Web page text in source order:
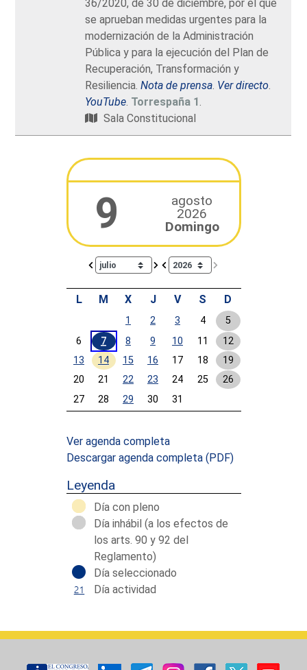
36/2020, de 30 de diciembre, por el que
se aprueban medidas urgentes para la
modernización de la Administración
Pública y para la ejecución del Plan de
Recuperación, Transformación y
Resiliencia.Nota de prensa. Ver directo.
YouTube. Torrespaña 1.
Sala Constitucional
9
agosto
2026
Domingo
Calendar io de actividades. Doce Legislatura
L M X J V S D
1 2 3 4
5
6
7 8 9 10 11
12
13
14 15 16 17 18
19
20
21 22 23 24 25
26
27
28 29 30 31
Calendar End
Ver agenda completa
Descargar agenda completa (PDF)
Leyenda
Día con pleno
Día inhábil (a los efectos de
los arts. 90 y 92 del
Reglamento)
Día seleccionado
Día actividad